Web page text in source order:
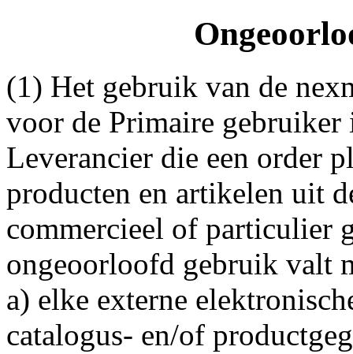
(1) Het gebruik van de
voor de Primaire
Leverancier die een order
producten en artikelen uit
commercieel of particulier
ongeoorloofd gebruik valt
a) elke externe
catalogus- en/of